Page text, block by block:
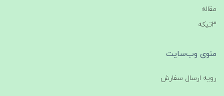
مقاله
3تیکه
منوی وب‌سایت
رویه ارسال سفارش